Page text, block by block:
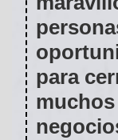
para
muchos